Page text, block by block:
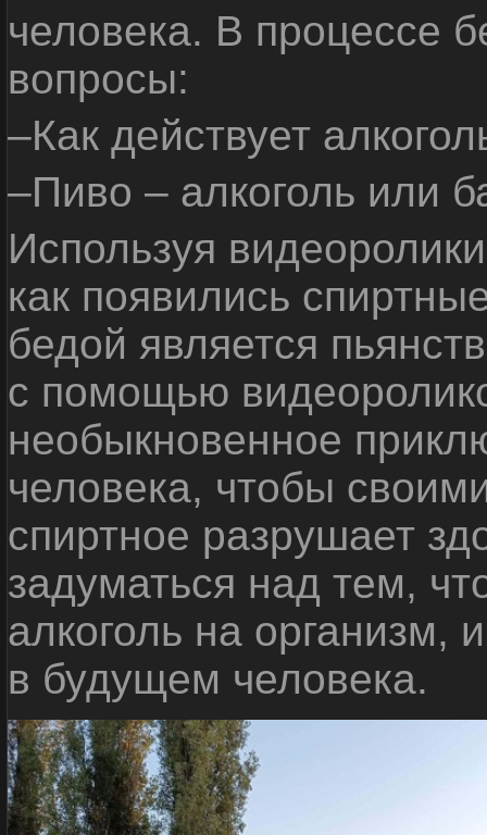
человека. В процессе
вопросы:
–Как действует
–Пиво – алкоголь или
Используя
как появились
бедой является
с помощью
необыкновенное
человека, чтобы
спиртное разрушает
задуматься над тем,
алкоголь на организм,
в будущем человека.